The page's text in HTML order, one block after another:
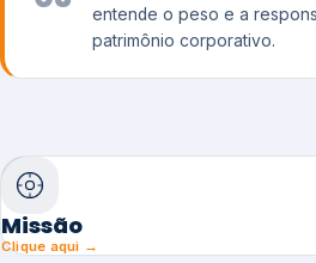
entende o peso e a
patrimônio corporativo.
Missão
Clique aqui →